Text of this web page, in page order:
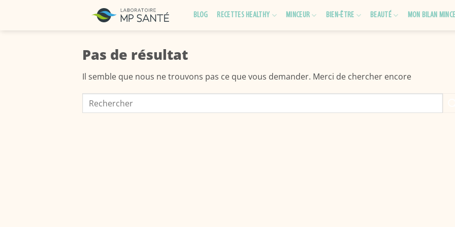
BLOG RECETTES HEALTHY MINCEUR BIEN-ÊTRE BEAUTÉ MON BILAN
Pas de résultat
Il semble que nous ne trouvons pas ce que vous demander. Merci de chercher encore